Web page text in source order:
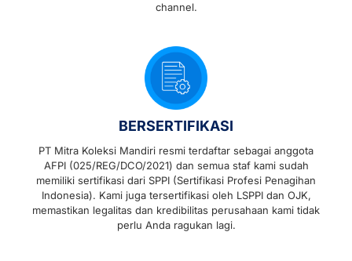
channel.
BERSERTIFIKASI
PT Mitra Koleksi Mandiri resmi terdaftar sebagai anggota
AFPI (025/REG/DCO/2021) dan semua staf kami sudah
memiliki sertifikasi dari SPPI (Sertifikasi Profesi Penagihan
Indonesia). Kami juga tersertifikasi oleh LSPPI dan OJK,
memastikan legalitas dan kredibilitas perusahaan kami tidak
perlu Anda ragukan lagi.